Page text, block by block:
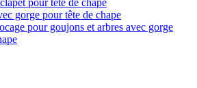
gorge pour tête de chape
pour goujons et arbres avec gorge